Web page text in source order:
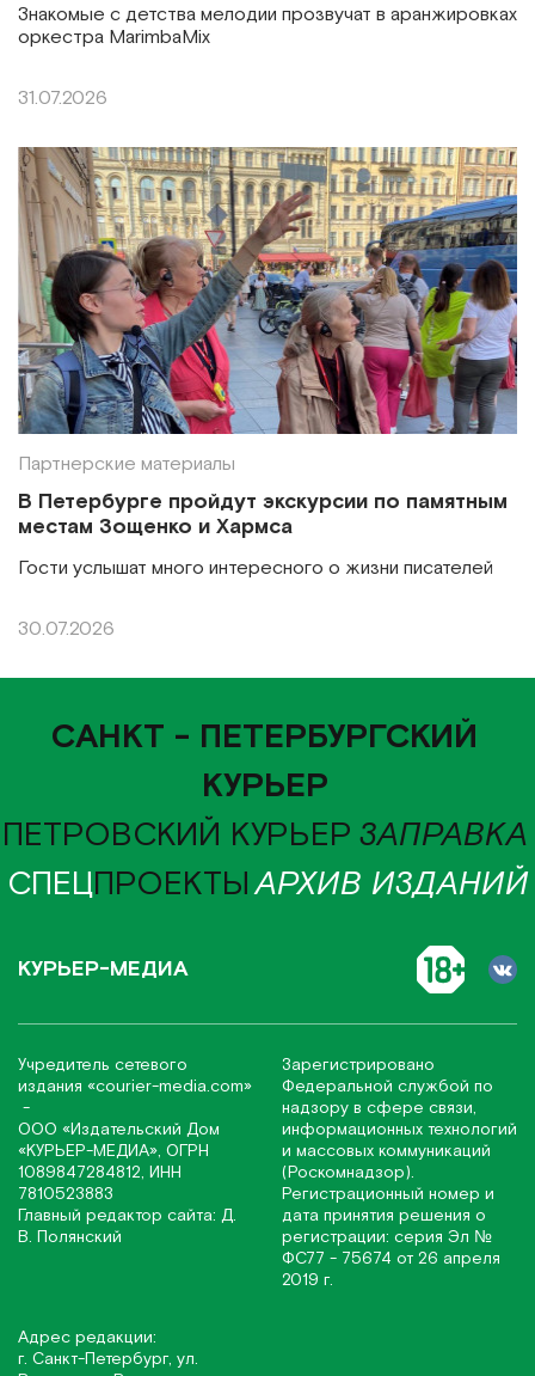
Знакомые с детства мелодии прозвучат в аранжировках
оркестра MarimbaMix
31.07.2026
Партнерские материалы
В Петербурге пройдут экскурсии по памятным
местам Зощенко и Хармса
Гости услышат много интересного о жизни писателей
30.07.2026
САНКТ - ПЕТЕРБУРГСКИЙ
КУРЬЕР
ПЕТРОВСКИЙ КУРЬЕР ЗАПРАВКА
СПЕЦПРОЕКТЫАРХИВ ИЗДАНИЙ
КУРЬЕР-МЕДИА
Учредитель сетевого
издания «соurier-media.com»
-
ООО «Издательский Дом
«КУРЬЕР-МЕДИА», ОГРН
1089847284812, ИНН
7810523883
Главный редактор сайта: Д.
В. Полянский
Зарегистрировано
Федеральной службой по
надзору в сфере связи,
информационных технологий
и массовых коммуникаций
(Роскомнадзор).
Регистрационный номер и
дата принятия решения о
регистрации: серия Эл №
ФС77 - 75674 от 26 апреля
2019 г.
Адрес редакции:
г. Санкт-Петербург, ул.